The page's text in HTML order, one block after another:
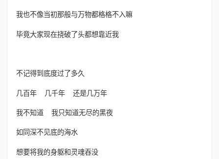
我也不像当初那般与万物都格格不入嘛
毕竟大家现在挠破了头都想靠近我
不记得到底度过了多久
几百年 几千年 还是几万年
我不知道 我只知道无尽的黑夜
如同深不见底的海水
想要将我的身躯和灵魂吞没